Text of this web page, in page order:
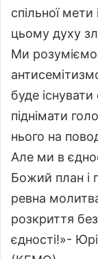
спільної мети
цьому духу
Ми
буде
піднімати
нього на
Але ми в
Божий план і
ревна
розкриття
єдності!»-